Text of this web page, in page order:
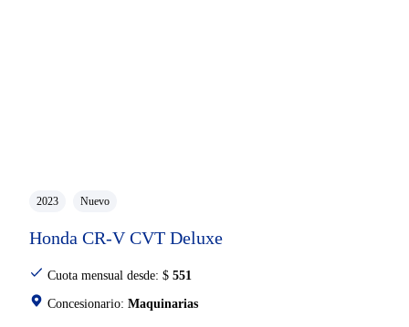
2023 Nuevo
Honda CR-V CVT Deluxe
Cuota mensual desde: $ 551
Concesionario: Maquinarias